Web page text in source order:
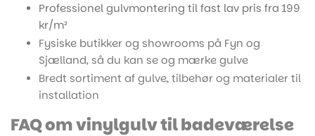
Professionel gulvmontering til fast lav pris fra 199
kr/m²
Fysiske butikker og showrooms på Fyn og
Sjælland, så du kan se og mærke gulve
Bredt sortiment af gulve, tilbehør og materialer til
installation
FAQ om vinylgulv til badeværelse